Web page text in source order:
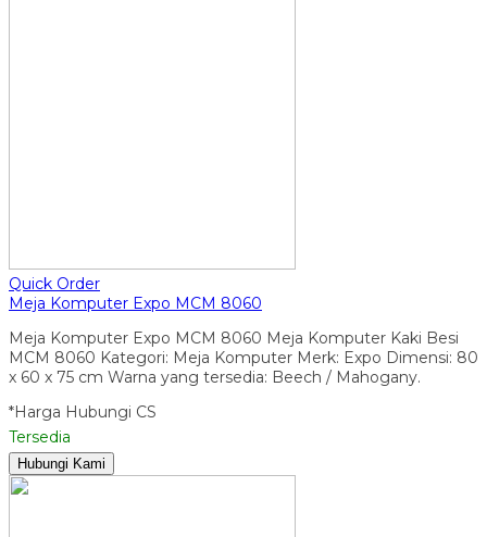
Quick Order
Meja Komputer Expo MCM 8060
Meja Komputer Expo MCM 8060 Meja Komputer Kaki Besi
MCM 8060 Kategori: Meja Komputer Merk: Expo Dimensi: 80
x 60 x 75 cm Warna yang tersedia: Beech / Mahogany.
*Harga Hubungi CS
Tersedia
Hubungi Kami